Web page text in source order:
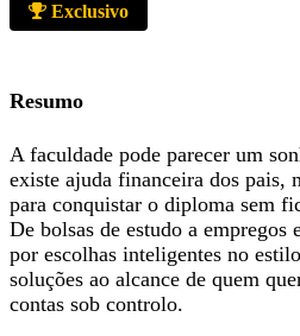
Exclusivo
Resumo
A faculdade pode parecer um
existe ajuda financeira dos pais,
para conquistar o diploma sem
De bolsas de estudo a empregos
por escolhas inteligentes no
soluções ao alcance de quem
contas sob controlo.